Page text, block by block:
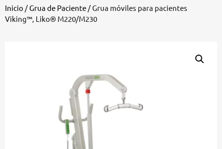
Inicio /Grua de Paciente / Grua móviles para pacientes
Viking™, Liko® M220/M230